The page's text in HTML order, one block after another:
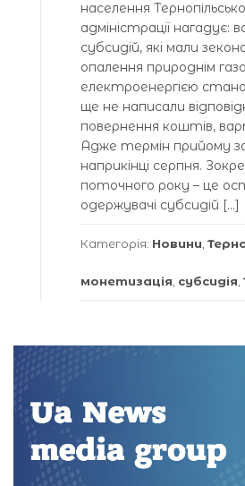
населення
адміністрації нагадує:
субсидій, які мали
опалення природнім
електроенергією
ще не написали
повернення коштів,
Адже термін прийому
наприкінці серпня.
поточного року – це
одержувачі субсидій […]
Категорія: Новини
монетизація субсидія